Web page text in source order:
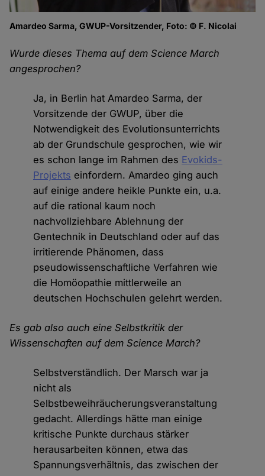
Amardeo Sarma, GWUP-Vorsitzender, Foto: © F. Nicolai
Wurde dieses Thema auf dem Science March
angesprochen?
Ja, in Berlin hat Amardeo Sarma, der
Vorsitzende der GWUP, über die
Notwendigkeit des Evolutionsunterrichts
ab der Grundschule gesprochen, wie wir
es schon lange im Rahmen des Evokids-
Projekts einfordern. Amardeo ging auch
auf einige andere heikle Punkte ein, u.a.
auf die rational kaum noch
nachvollziehbare Ablehnung der
Gentechnik in Deutschland oder auf das
irritierende Phänomen, dass
pseudowissenschaftliche Verfahren wie
die Homöopathie mittlerweile an
deutschen Hochschulen gelehrt werden.
Es gab also auch eine Selbstkritik der
Wissenschaften auf dem Science March?
Selbstverständlich. Der Marsch war ja
nicht als
Selbstbeweihräucherungsveranstaltung
gedacht. Allerdings hätte man einige
kritische Punkte durchaus stärker
herausarbeiten können, etwa das
Spannungsverhältnis, das zwischen der